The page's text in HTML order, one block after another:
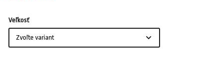
Veľkosť